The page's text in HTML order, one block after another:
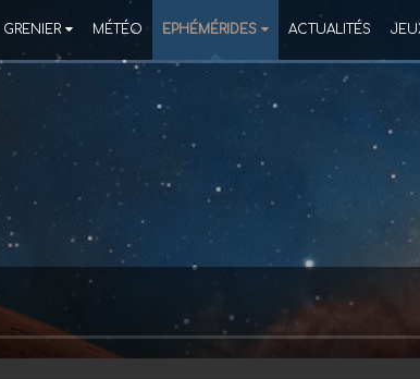
GRENIER MÉTÉO EPHÉMÉRIDES ACTUALITÉS